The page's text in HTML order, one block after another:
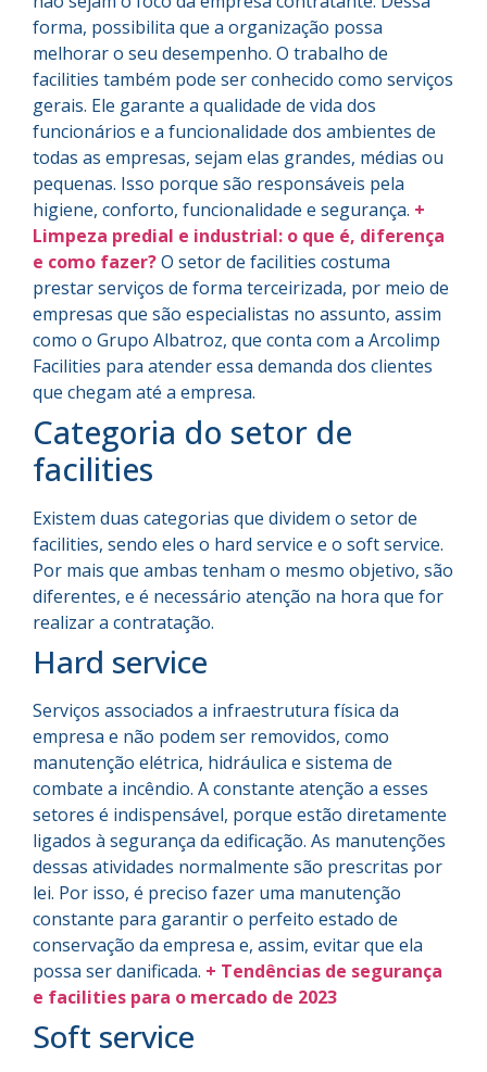
forma, possibilita que a organização possa
melhorar o seu desempenho. O trabalho de
facilities também pode ser conhecido como serviços
gerais. Ele garante a qualidade de vida dos
funcionários e a funcionalidade dos ambientes de
todas as empresas, sejam elas grandes, médias ou
pequenas. Isso porque são responsáveis pela
higiene, conforto, funcionalidade e segurança. +
Limpeza predial e industrial: o que é, diferença
e como fazer?O setor de facilities costuma
prestar serviços de forma terceirizada, por meio de
empresas que são especialistas no assunto, assim
como o Grupo Albatroz, que conta com a Arcolimp
Facilities para atender essa demanda dos clientes
que chegam até a empresa.
Categoria do setor de
facilities
Existem duas categorias que dividem o setor de
facilities, sendo eles o hard service e o soft service.
Por mais que ambas tenham o mesmo objetivo, são
diferentes, e é necessário atenção na hora que for
realizar a contratação.
Hard service
Serviços associados a infraestrutura física da
empresa e não podem ser removidos, como
manutenção elétrica, hidráulica e sistema de
combate a incêndio. A constante atenção a esses
setores é indispensável, porque estão diretamente
ligados à segurança da edificação. As manutenções
dessas atividades normalmente são prescritas por
lei. Por isso, é preciso fazer uma manutenção
constante para garantir o perfeito estado de
conservação da empresa e, assim, evitar que ela
possa ser danificada. + Tendências de segurança
e facilities para o mercado de 2023
Soft service